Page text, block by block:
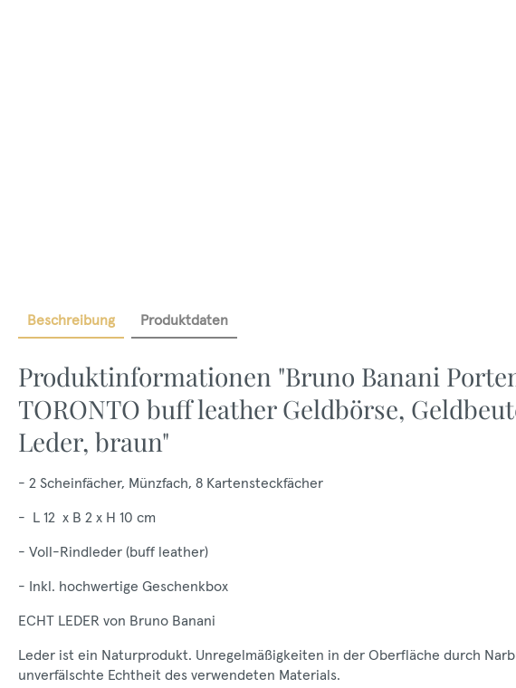
Beschreibung Produktdaten
Produktinformationen "Bruno Banani
TORONTO buff leather Geldbörse,
Leder, braun"
- 2 Scheinfächer, Münzfach, 8 Kartensteckfächer
- L 12 x B 2 x H 10 cm
- Voll-Rindleder (buff leather)
- Inkl. hochwertige Geschenkbox
ECHT LEDER von Bruno Banani
Leder ist ein Naturprodukt. Unregelmäßigkeiten in der Oberfläche durch
unverfälschte Echtheit des verwendeten Materials.